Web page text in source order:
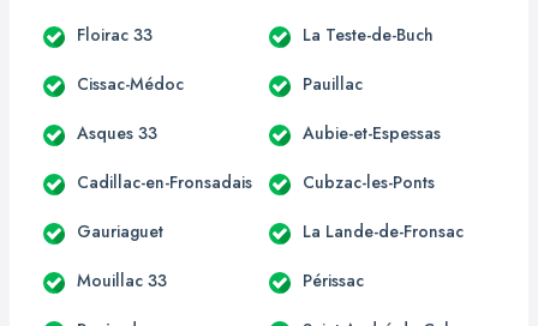
Floirac 33 La Teste-de-Buch
Cissac-Médoc Pauillac
Asques 33 Aubie-et-Espessas
Cadillac-en-Fronsadais Cubzac-les-Ponts
Gauriaguet La Lande-de-Fronsac
Mouillac 33 Périssac